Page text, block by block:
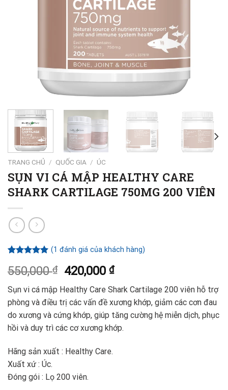
TRANG CHỦ / QUỐC GIA / ÚC
SỤN VI CÁ MẬP HEALTHY CARE
SHARK CARTILAGE 750MG 200 VIÊN
dựa trên
đánh giá
(1 đánh giá của khách hàng)
550,000₫ 420,000₫
Sụn vi cá mập Healthy Care Shark Cartilage 200 viên hỗ trợ
phòng và điều trị các vấn đề xương khớp, giảm các cơn đau
do xương và cứng khớp, giúp tăng cường hệ miễn dịch, phục
hồi và duy trì các cơ xương khớp.
Hãng sản xuất : Healthy Care.
Xuất xứ : Úc.
Đóng gói : Lọ 200 viên.